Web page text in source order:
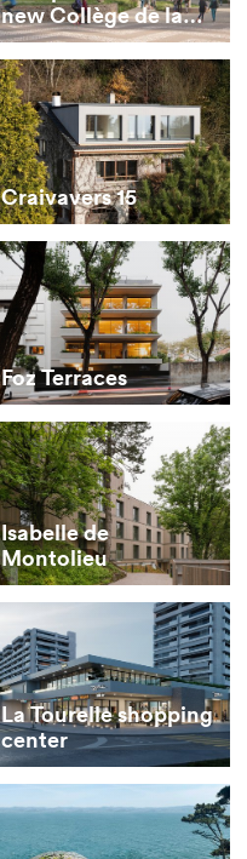
new Collège de la
Combe
Craivavers 15
Foz Terraces
Isabelle de
Montolieu
La Tourelle shopping
center